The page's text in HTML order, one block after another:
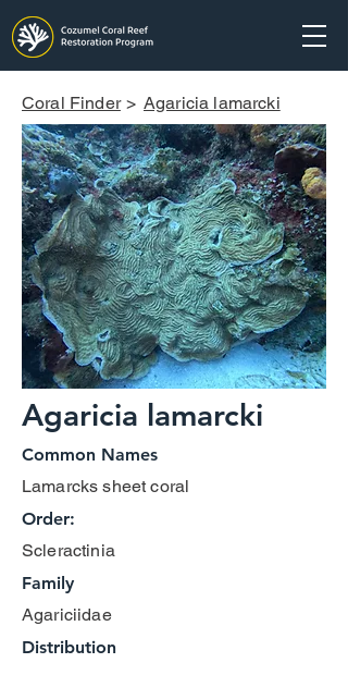
Coral Finder > Agaricia lamarcki
Agaricia lamarcki
Common Names
Lamarcks sheet coral
Order:
Scleractinia
Family
Agariciidae
Distribution